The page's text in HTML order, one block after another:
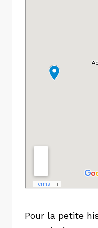
Pour la petite